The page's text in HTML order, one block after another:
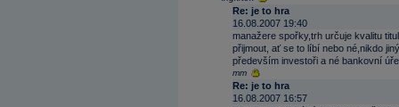
Re: je to hra
16.08.2007 19:40
manažere spořky,trh určuje kvalitu
přijmout, ať se to líbí nebo né,nikdo
především investoři a né bankovní
mm
Re: je to hra
16.08.2007 16:57